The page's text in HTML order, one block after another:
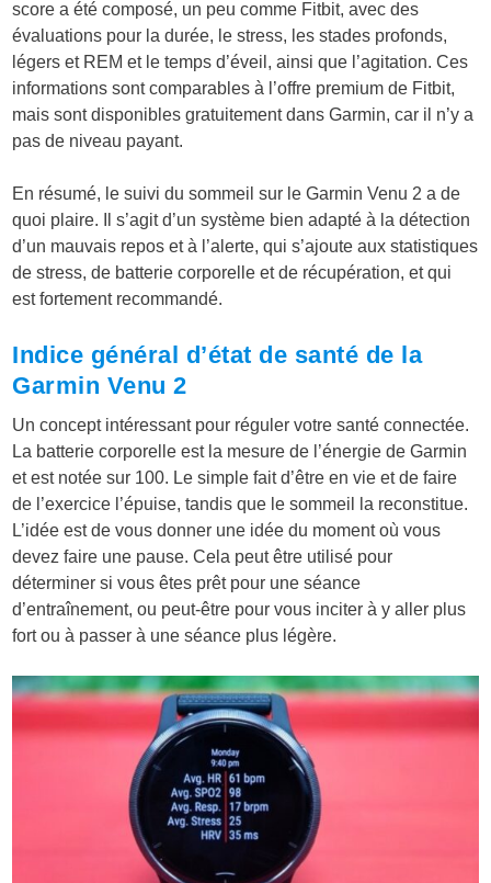
score a été composé, un peu comme Fitbit, avec des
évaluations pour la durée, le stress, les stades profonds,
légers et REM et le temps d’éveil, ainsi que l’agitation. Ces
informations sont comparables à l’offre premium de Fitbit,
mais sont disponibles gratuitement dans Garmin, car il n’y a
pas de niveau payant.
En résumé, le suivi du sommeil sur le Garmin Venu 2 a de
quoi plaire. Il s’agit d’un système bien adapté à la détection
d’un mauvais repos et à l’alerte, qui s’ajoute aux statistiques
de stress, de batterie corporelle et de récupération, et qui
est fortement recommandé.
Indice général d’état de santé de la
Garmin Venu 2
Un concept intéressant pour réguler votre santé connectée.
La batterie corporelle est la mesure de l’énergie de Garmin
et est notée sur 100. Le simple fait d’être en vie et de faire
de l’exercice l’épuise, tandis que le sommeil la reconstitue.
L’idée est de vous donner une idée du moment où vous
devez faire une pause. Cela peut être utilisé pour
déterminer si vous êtes prêt pour une séance
d’entraînement, ou peut-être pour vous inciter à y aller plus
fort ou à passer à une séance plus légère.